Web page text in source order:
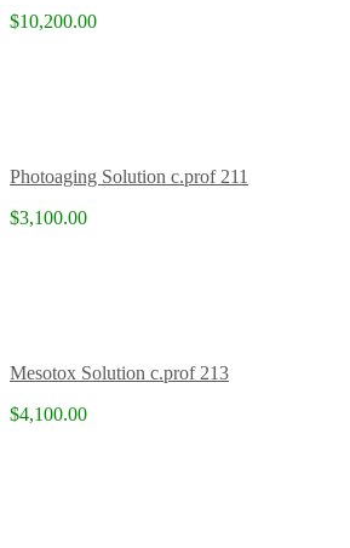
$10,200.00
Photoaging Solution c.prof 211
$3,100.00
Mesotox Solution c.prof 213
$4,100.00